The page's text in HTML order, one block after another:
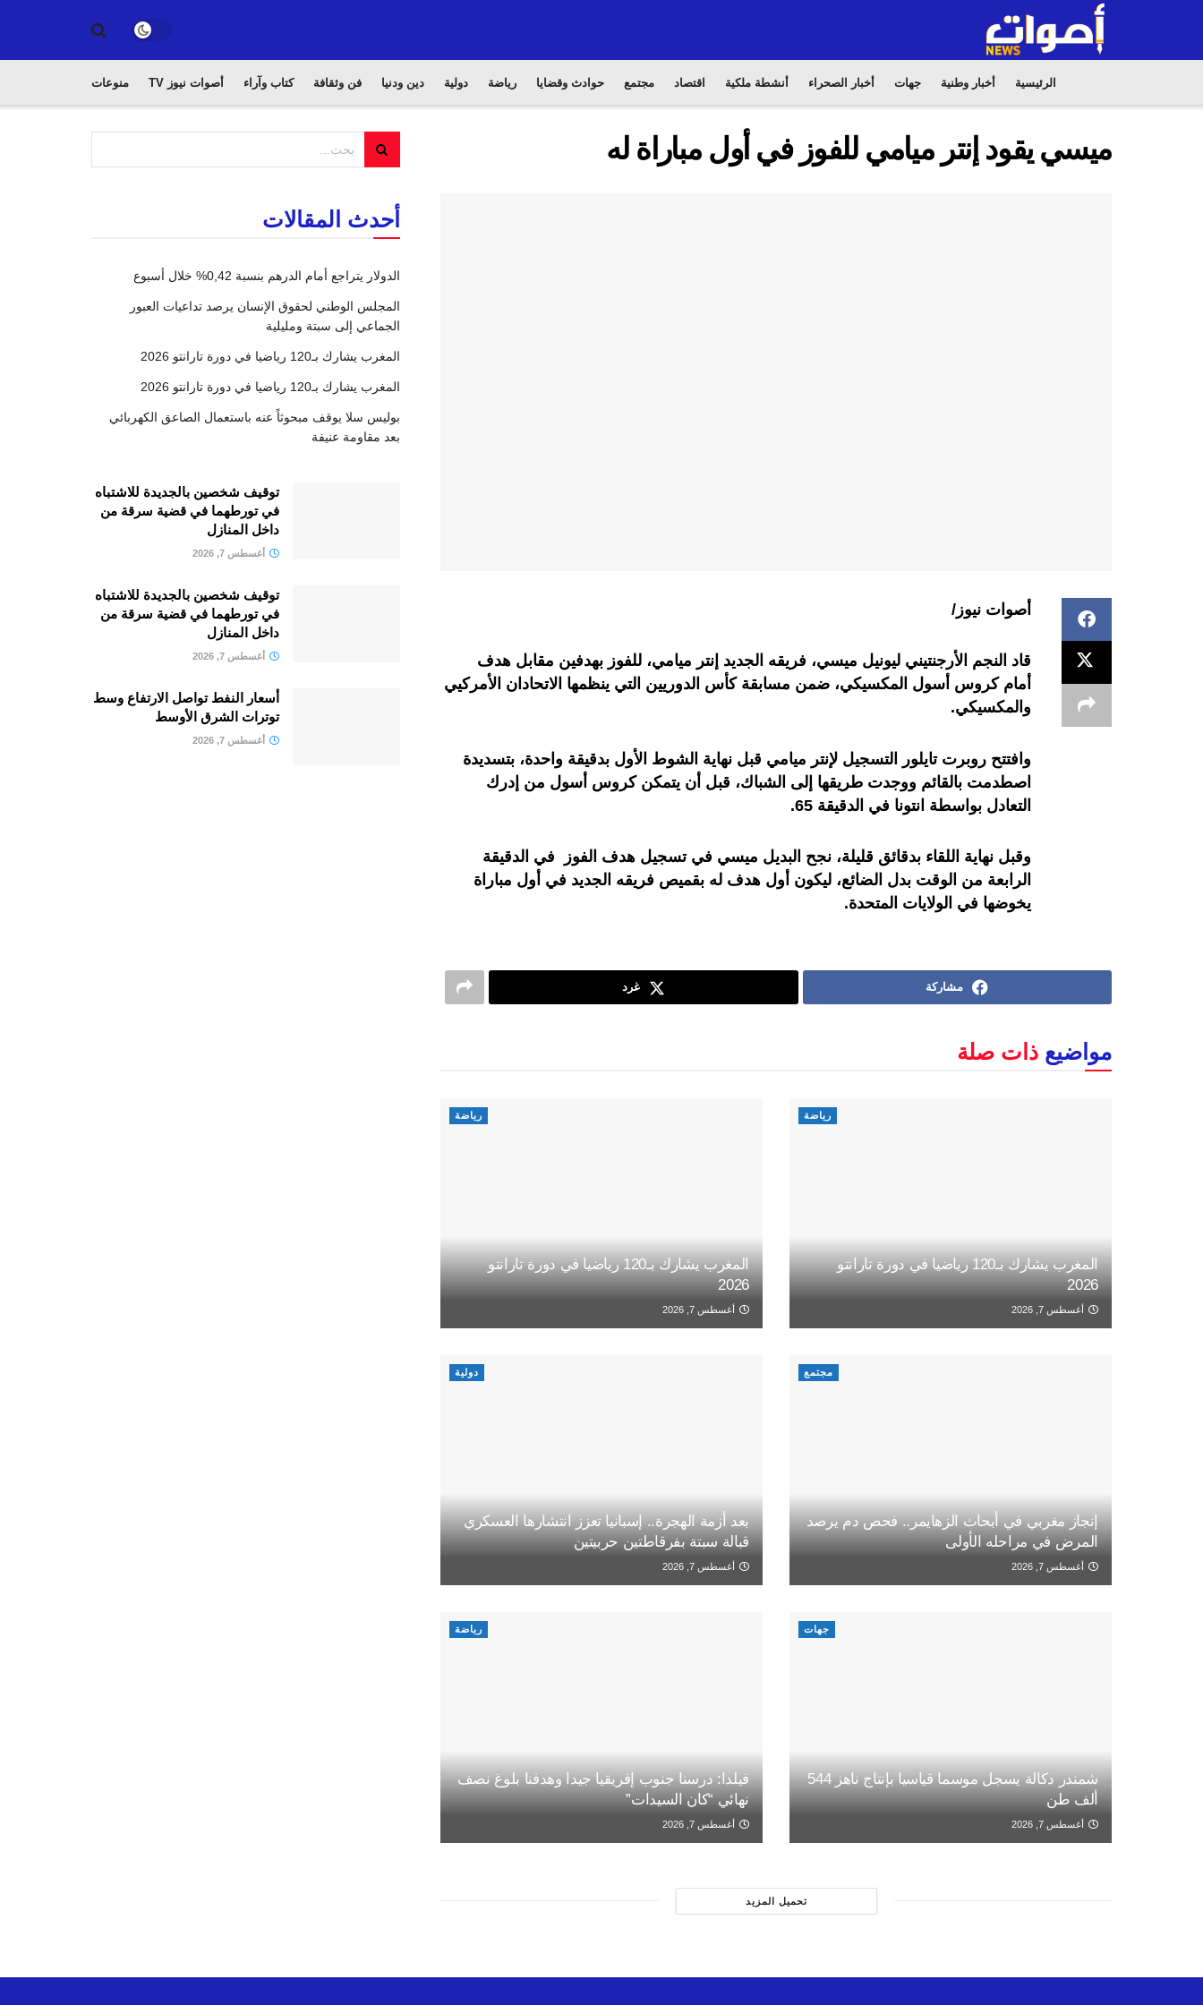
الرئيسية أخبار وطنية جهات أخبار الصحراء أنشطة ملكية اقتصاد مجتمع حوادث وقضايا رياضة دولية دين ودنيا فن وثقافة كتاب وآراء أصوات نيوز TV منوعات
ميسي يقود إنتر ميامي للفوز في أول مباراة له
أصوات نيوز/
قاد النجم الأرجنتيني ليونيل ميسي، فريقه الجديد إنتر ميامي، للفوز بهدفين مقابل هدف
أمام كروس أسول المكسيكي، ضمن مسابقة كأس الدوريين التي ينظمها الاتحادان الأمركيي
والمكسيكي.
وافتتح روبرت تايلور التسجيل لإنتر ميامي قبل نهاية الشوط الأول بدقيقة واحدة، بتسديدة
اصطدمت بالقائم ووجدت طريقها إلى الشباك، قبل أن يتمكن كروس أسول من إدرك
التعادل بواسطة انتونا في الدقيقة 65.
وقبل نهاية اللقاء بدقائق قليلة، نجح البديل ميسي في تسجيل هدف الفوز في الدقيقة
الرابعة من الوقت بدل الضائع، ليكون أول هدف له بقميص فريقه الجديد في أول مباراة
يخوضها في الولايات المتحدة.
مشاركة غرد
مواضيع ذات صلة
رياضة
المغرب يشارك بـ120 رياضيا في دورة تارانتو
2026
أغسطس 7, 2026
رياضة
المغرب يشارك بـ120 رياضيا في دورة تارانتو
2026
أغسطس 7, 2026
مجتمع
إنجاز مغربي في أبحاث الزهايمر.. فحص دم يرصد
المرض في مراحله الأولى
أغسطس 7, 2026
دولية
بعد أزمة الهجرة.. إسبانيا تعزز انتشارها العسكري
قبالة سبتة بفرقاطتين حربيتين
أغسطس 7, 2026
جهات
شمندر دكالة يسجل موسما قياسيا بإنتاج ناهز 544
ألف طن
أغسطس 7, 2026
رياضة
فيلدا: درسنا جنوب إفريقيا جيدا وهدفنا بلوغ نصف
نهائي “كان السيدات”
أغسطس 7, 2026
تحميل المزيد
أحدث المقالات
الدولار يتراجع أمام الدرهم بنسبة 0,42% خلال أسبوع
المجلس الوطني لحقوق الإنسان يرصد تداعيات العبور
الجماعي إلى سبتة ومليلية
المغرب يشارك بـ120 رياضيا في دورة تارانتو 2026
المغرب يشارك بـ120 رياضيا في دورة تارانتو 2026
بوليس سلا يوقف مبحوثاً عنه باستعمال الصاعق الكهربائي
بعد مقاومة عنيفة
توقيف شخصين بالجديدة للاشتباه
في تورطهما في قضية سرقة من
داخل المنازل
أغسطس 7, 2026
توقيف شخصين بالجديدة للاشتباه
في تورطهما في قضية سرقة من
داخل المنازل
أغسطس 7, 2026
أسعار النفط تواصل الارتفاع وسط
توترات الشرق الأوسط
أغسطس 7, 2026